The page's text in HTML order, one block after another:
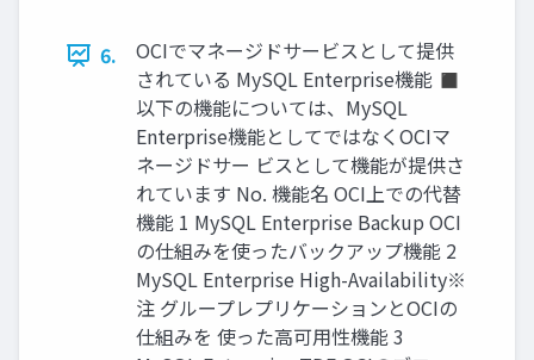
6.
OCIでマネージドサービスとして提供
されている MySQL Enterprise機能 ◼
以下の機能については、MySQL
Enterprise機能としてではなくOCIマ
ネージドサー ビスとして機能が提供さ
れています No. 機能名 OCI上での代替
機能 1 MySQL Enterprise Backup OCI
の仕組みを使ったバックアップ機能 2
MySQL Enterprise High-Availability※
注 グループレプリケーションとOCIの
仕組みを 使った高可用性機能 3